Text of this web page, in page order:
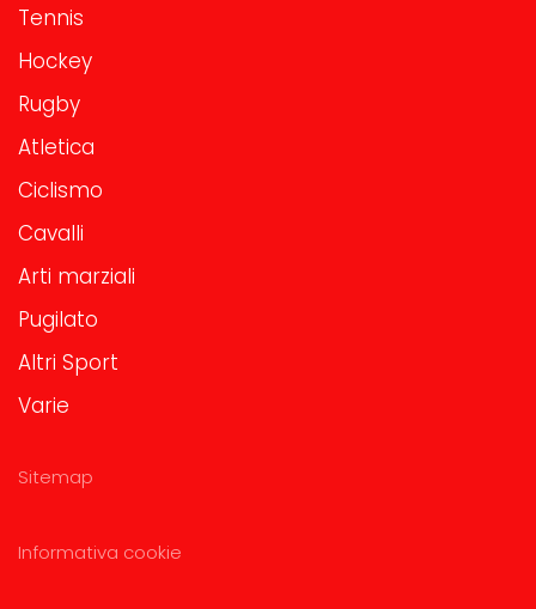
Tennis
Hockey
Rugby
Atletica
Ciclismo
Cavalli
Arti marziali
Pugilato
Altri Sport
Varie
Sitemap
Informativa cookie